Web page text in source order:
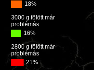
18%
3000 g fölött már
problémás
16%
2800 g fölött már
problémás
21%